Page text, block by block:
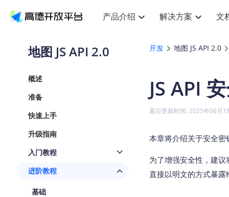
产品介绍
产品介绍
查看全部文档
搜索定位
位置、周边、行政区、ID等查询接口
Android iOS
基于LBS的定位服务
Android
地理/逆地理编码
位置名称与经纬度之间转换服务
导航
轻松
提供
猎
提供
解决方案
解决方案 提供LBS领域的Agent解决方案
提供智能守护与运动出行解决方案
智能眼镜实时导航及智慧出行解决方案
合规精确的两轮车场景导航
文
文档与支持
服务支持
查看全部文档
Web高级服务API
JS
数据可视化
地铁图 JS
定价
产品定价
产品定价 产品
企业智图
Android定位
JS API提供
商业授权相
地图 JS API 2.0
概述
准备
快速上手
升级指南
入门教程
进阶教程
基础
开发 地图 JS API 2.0
JS API
最后更新时间: 2025年06月
本章将介绍关于安全
为了增强安全性，建议
直接以明文的方式暴